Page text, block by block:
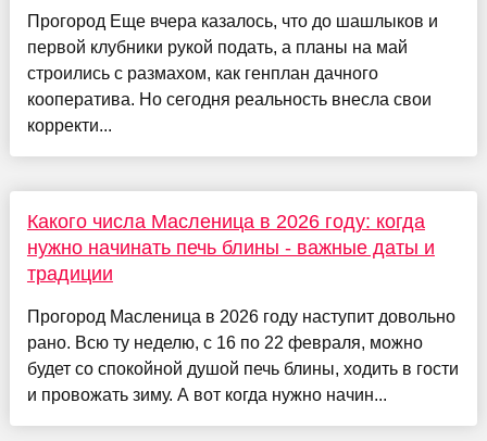
Прогород Еще вчера казалось, что до шашлыков и
первой клубники рукой подать, а планы на май
строились с размахом, как генплан дачного
кооператива. Но сегодня реальность внесла свои
корректи...
Какого числа Масленица в 2026 году: когда
нужно начинать печь блины - важные даты и
традиции
Прогород Масленица в 2026 году наступит довольно
рано. Всю ту неделю, с 16 по 22 февраля, можно
будет со спокойной душой печь блины, ходить в гости
и провожать зиму. А вот когда нужно начин...